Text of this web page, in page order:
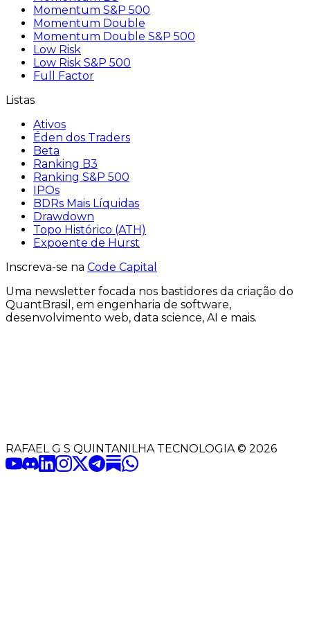
Momentum S&P 500
Momentum Double
Momentum Double S&P 500
Low Risk
Low Risk S&P 500
Full Factor
Listas
Ativos
Éden dos Traders
Beta
Ranking B3
Ranking S&P 500
IPOs
BDRs Mais Líquidas
Drawdown
Topo Histórico (ATH)
Expoente de Hurst
Inscreva-se na Code Capital
Uma newsletter focada nos bastidores da criação do
QuantBrasil , em engenharia de software,
desenvolvimento web, data science, AI e mais.
RAFAEL G S QUINTANILHA TECNOLOGIA© 2026